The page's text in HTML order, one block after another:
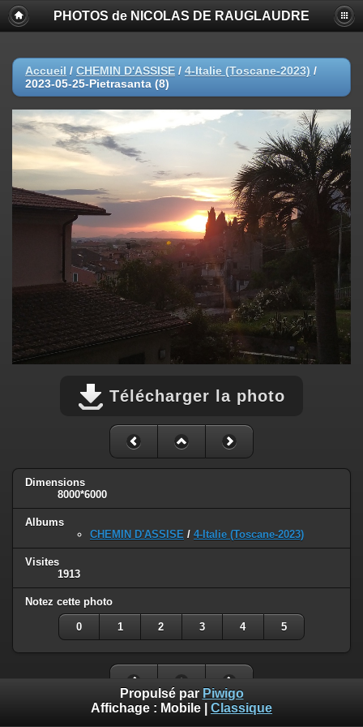
PHOTOS de NICOLAS DE RAUGLAUDRE
Accueil / CHEMIN D'ASSISE / 4-Italie (Toscane-2023) /
2023-05-25-Pietrasanta (8)
Télécharger la photo
Dimensions
8000*6000
Albums
CHEMIN D'ASSISE / 4-Italie (Toscane-2023)
Visites
1913
Notez cette photo
0 1 2 3 4 5
Propulsé par Piwigo
Affichage : Mobile Classique